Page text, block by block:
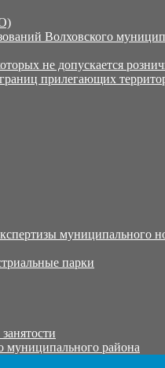
Волховского
не допускается
прилегающих
муниципального
парки
муниципального района